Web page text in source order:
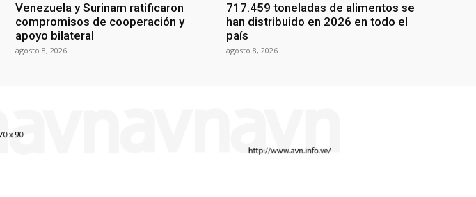
Venezuela y Surinam ratificaron
compromisos de cooperación y
apoyo bilateral
agosto 8, 2026
717.459 toneladas de alimentos se
han distribuido en 2026 en todo el
país
agosto 8, 2026